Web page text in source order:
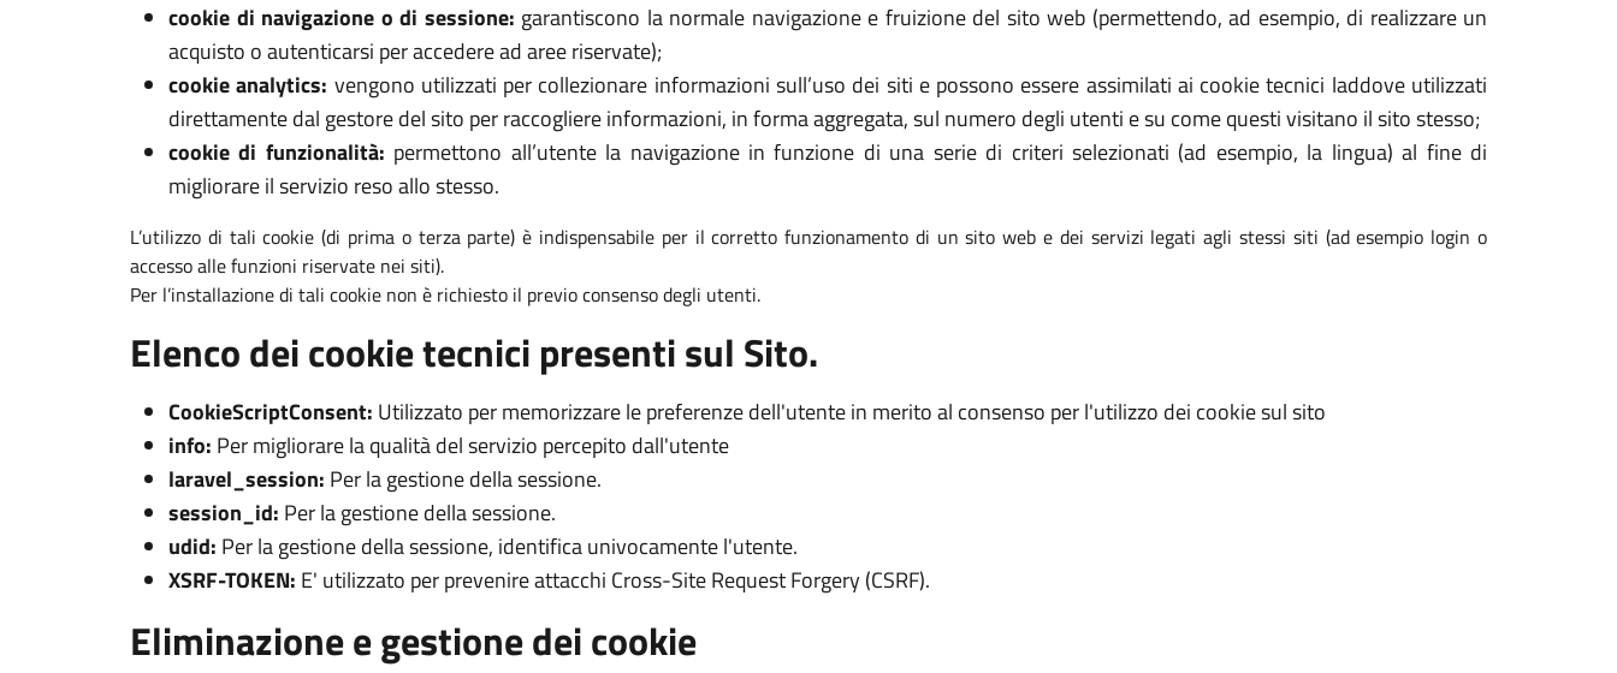
cookie di navigazione o di sessione: garantiscono la normale navigazione e fruizione del sito web (permettendo, ad esempio, di realizzare un
acquisto o autenticarsi per accedere ad aree riservate);
cookie analytics: vengono utilizzati per collezionare informazioni sull’uso dei siti e possono essere assimilati ai cookie tecnici laddove utilizzati
direttamente dal gestore del sito per raccogliere informazioni, in forma aggregata, sul numero degli utenti e su come questi visitano il sito stesso;
cookie di funzionalità: permettono all’utente la navigazione in funzione di una serie di criteri selezionati (ad esempio, la lingua) al fine di
migliorare il servizio reso allo stesso.
L’utilizzo di tali cookie (di prima o terza parte) è indispensabile per il corretto funzionamento di un sito web e dei servizi legati agli stessi siti (ad esempio login o
accesso alle funzioni riservate nei siti).
Per l’installazione di tali cookie non è richiesto il previo consenso degli utenti.
Elenco dei cookie tecnici presenti sul Sito.
CookieScriptConsent: Utilizzato per memorizzare le preferenze dell'utente in merito al consenso per l'utilizzo dei cookie sul sito
info: Per migliorare la qualità del servizio percepito dall'utente
laravel_session: Per la gestione della sessione.
session_id: Per la gestione della sessione.
udid: Per la gestione della sessione, identifica univocamente l'utente.
XSRF-TOKEN: E' utilizzato per prevenire attacchi Cross-Site Request Forgery (CSRF).
Eliminazione e gestione dei cookie